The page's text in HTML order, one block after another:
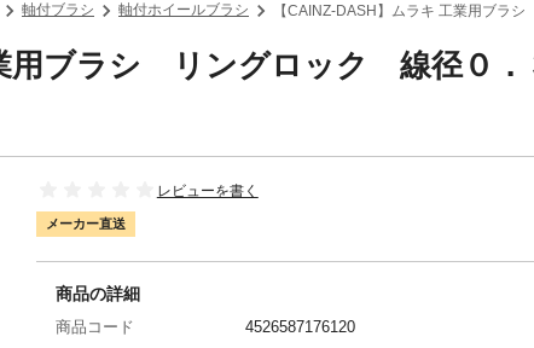
軸付ブラシ 軸付ホイールブラシ 【CAINZ-DASH】ムラキ 工業用ブラ
用ブラシ リングロック 線径０．
レビューを書く
メーカー直送
商品の詳細
商品コード
4526587176120